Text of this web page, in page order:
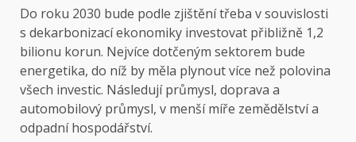
Do roku 2030 bude podle zjištění třeba v souvislosti
s dekarbonizací ekonomiky investovat přibližně 1,2
bilionu korun. Nejvíce dotčeným sektorem bude
energetika, do níž by měla plynout více než polovina
všech investic. Následují průmysl, doprava a
automobilový průmysl, v menší míře zemědělství a
odpadní hospodářství.